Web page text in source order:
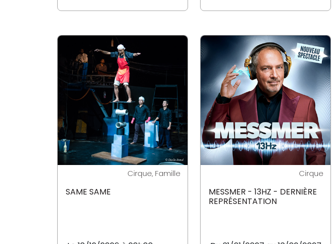
Cirque, Famille
SAME SAME
Cirque
MESSMER - 13HZ - DERNIÈRE
REPRÉSENTATION